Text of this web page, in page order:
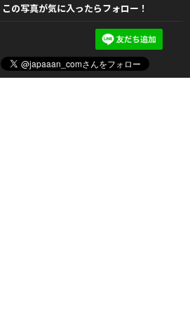
この写真が気に入ったらフォロー！